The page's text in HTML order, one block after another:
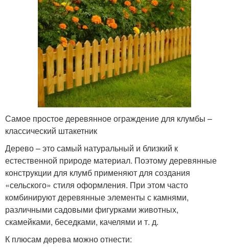
Самое простое деревянное ограждение для клумбы –
классический штакетник
Дерево – это самый натуральный и близкий к
естественной природе материал. Поэтому деревянные
конструкции для клумб применяют для создания
«сельского» стиля оформления. При этом часто
комбинируют деревянные элементы с камнями,
различными садовыми фигурками животных,
скамейками, беседками, качелями и т. д.
К плюсам дерева можно отнести: